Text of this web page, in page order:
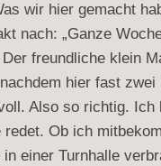
wir hier gemacht
nach: „Ganze
freundliche klein
hier fast
Also so richtig.
Ob ich
einer Turnhalle